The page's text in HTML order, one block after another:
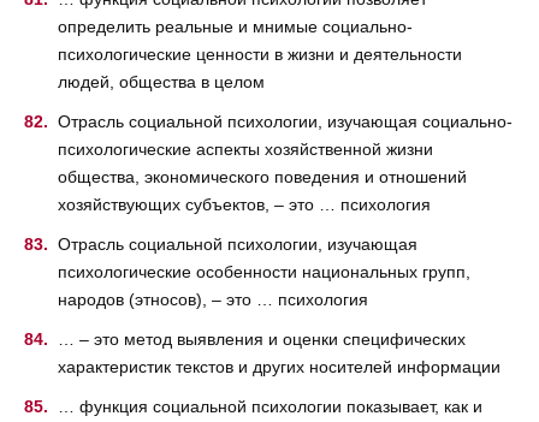
определить реальные и мнимые социально-
психологические ценности в жизни и деятельности
людей, общества в целом
Отрасль социальной психологии, изучающая социально-
психологические аспекты хозяйственной жизни
общества, экономического поведения и отношений
хозяйствующих субъектов, – это … психология
Отрасль социальной психологии, изучающая
психологические особенности национальных групп,
народов (этносов), – это … психология
… – это метод выявления и оценки специфических
характеристик текстов и других носителей информации
… функция социальной психологии показывает, как и